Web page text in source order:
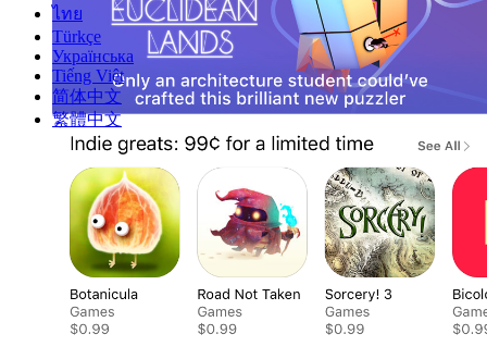
ไทย
Türkçe
Українська
Tiếng Việt
简体中文
繁體中文